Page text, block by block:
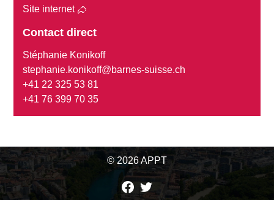
Site internet
Contact direct
Stéphanie Konikoff
stephanie.konikoff@barnes-suisse.ch
+41 22 325 53 81
+41 76 399 70 35
© 2026 APPT